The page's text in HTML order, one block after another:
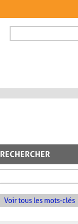
FORMULAIRE DE
RECHERCHER
Voir tous les mots-clés